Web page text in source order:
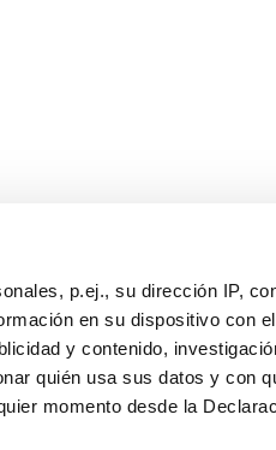
p.ej., su dirección IP,
en su dispositivo con
y contenido,
quién usa sus datos y con
momento desde la